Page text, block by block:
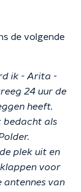
de volgende
ik - Arita -
24 uur de
heeft.
bedacht als
plek uit en
voor
antennes van